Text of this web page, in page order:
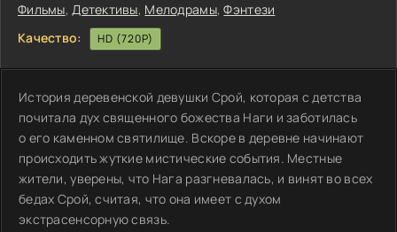
Фильмы,Детективы, Мелодрамы,Фэнтези
Качество:
HD (720P)
История деревенской девушки Срой, которая с детства
почитала дух священного божества Наги и заботилась
о его каменном святилище. Вскоре в деревне начинают
происходить жуткие мистические события. Местные
жители, уверены, что Нага разгневалась, и винят во всех
бедах Срой, считая, что она имеет с духом
экстрасенсорную связь.